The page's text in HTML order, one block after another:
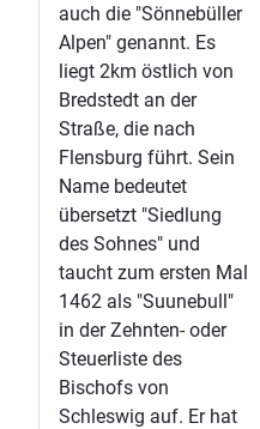
auch die "Sönnebüller
Alpen" genannt. Es
liegt 2km östlich von
Bredstedt an der
Straße, die nach
Flensburg führt. Sein
Name bedeutet
übersetzt "Siedlung
des Sohnes" und
taucht zum ersten Mal
1462 als "Suunebull"
in der Zehnten- oder
Steuerliste des
Bischofs von
Schleswig auf. Er hat